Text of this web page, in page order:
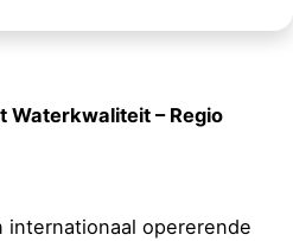
Waterkwaliteit – Regio
internationaal opererende